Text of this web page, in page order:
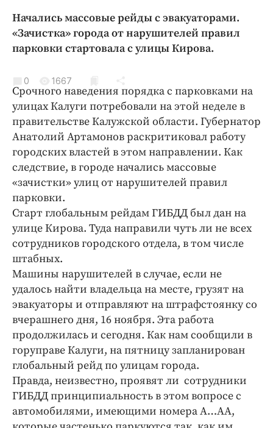
Благоустройство
Криминал
Недвижимость и ЖКХ
Образование
Общество
Погода
Праздники
Происшествия
Спорт
Экономика и бизнес
ПРОЕКТЫ
Блоги
Издания
Медиаперсона
Интересное чтиво
Клиника года
Бренд года
Работодатель года
Начались массовые рейды с эвакуаторами.
«Зачистка» города от нарушителей правил
парковки стартовала с улицы Кирова.
0 1667
Срочного наведения порядка с парковками на
улицах Калуги потребовали на этой неделе в
правительстве Калужской области. Губернатор
Анатолий Артамонов раскритиковал работу
городских властей в этом направлении. Как
следствие, в городе начались массовые
«зачистки» улиц от нарушителей правил
парковки.
Старт глобальным рейдам ГИБДД был дан на
улице Кирова. Туда направили чуть ли не всех
сотрудников городского отдела, в том числе
штабных.
Машины нарушителей в случае, если не
удалось найти владельца на месте, грузят на
эвакуаторы и отправляют на штрафстоянку со
вчерашнего дня, 16 ноября. Эта работа
продолжилась и сегодня. Как нам сообщили в
горуправе Калуги, на пятницу запланирован
глобальный рейд по улицам города.
Правда, неизвестно, проявят ли сотрудники
ГИБДД принципиальность в этом вопросе с
автомобилями, имеющими номера А…АА,